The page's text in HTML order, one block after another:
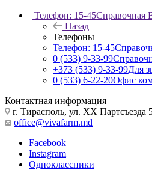
Телефон: 15-45Справочная
Назад
Телефоны
Телефон: 15-45
0 (533) 9-33-99
+373 (533) 9-33-99Для
0 (533) 6-22-20Офис
Контактная информация
г. Тирасполь, ул. ХХ Партсъезда
office@vivafarm.md
Facebook
Instagram
Одноклассники